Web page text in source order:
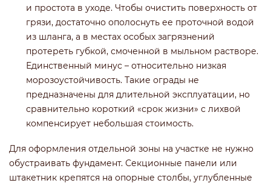
и простота в уходе. Чтобы очистить поверхность от
грязи, достаточно ополоснуть ее проточной водой
из шланга, а в местах особых загрязнений
протереть губкой, смоченной в мыльном растворе.
Единственный минус – относительно низкая
морозоустойчивость. Такие ограды не
предназначены для длительной эксплуатации, но
сравнительно короткий «срок жизни» с лихвой
компенсирует небольшая стоимость.
Для оформления отдельной зоны на участке не нужно
обустраивать фундамент. Секционные панели или
штакетник крепятся на опорные столбы, углубленные